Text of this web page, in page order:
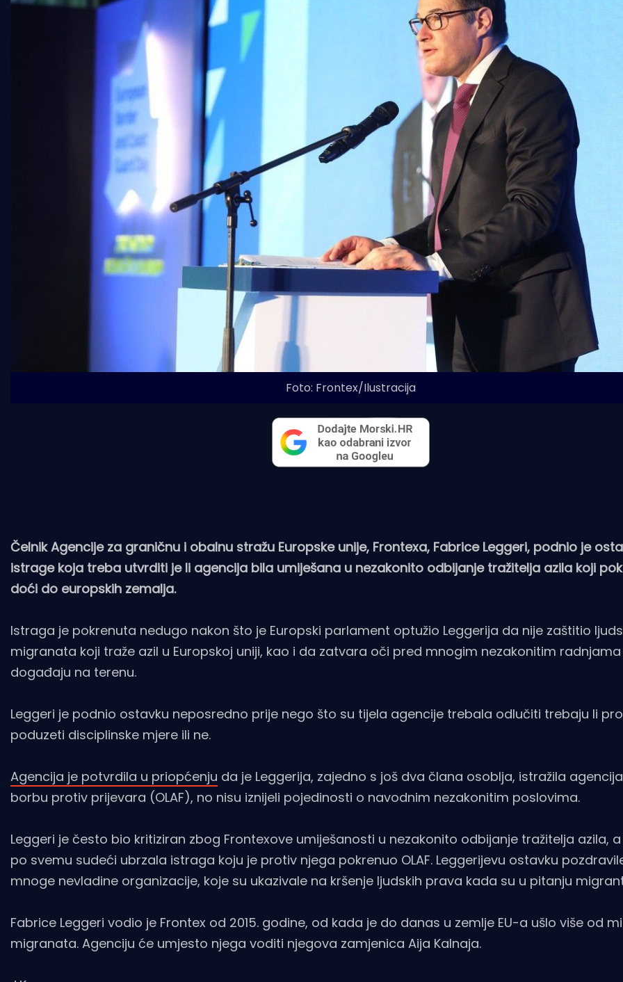
Foto: Frontex/Ilustracija
Čelnik Agencije za graničnu i obalnu stražu Europske unije, Frontexa, Fabrice Leggeri, podnio je
istrage koja treba utvrditi je li agencija bila umiješana u nezakonito odbijanje tražitelja azila koji
doći do europskih zemalja.
Istraga je pokrenuta nedugo nakon što je Europski parlament optužio Leggerija da nije zaštitio
migranata koji traže azil u Europskoj uniji, kao i da zatvara oči pred mnogim nezakonitim
događaju na terenu.
Leggeri je podnio ostavku neposredno prije nego što su tijela agencije trebala odlučiti trebaju li
poduzeti disciplinske mjere ili ne.
Agencija je potvrdila u priopćenju da je Leggerija, zajedno s još dva člana osoblja, istražila
borbu protiv prijevara (OLAF), no nisu iznijeli pojedinosti o navodnim nezakonitim poslovima.
Leggeri je često bio kritiziran zbog Frontexove umiješanosti u nezakonito odbijanje tražitelja azila,
po svemu sudeći ubrzala istraga koju je protiv njega pokrenuo OLAF. Leggerijevu ostavku
mnoge nevladine organizacije, koje su ukazivale na kršenje ljudskih prava kada su u pitanju
Fabrice Leggeri vodio je Frontex od 2015. godine, od kada je do danas u zemlje EU-a ušlo više od
migranata. Agenciju će umjesto njega voditi njegova zamjenica Aija Kalnaja.